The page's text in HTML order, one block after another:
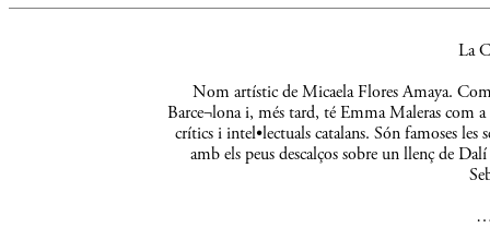
La
Nom artístic de Micaela Flores Amaya.
Barce¬lona i, més tard, té Emma Maleras com
crítics i intel•lectuals catalans. Són famoses
amb els peus descalços sobre un llenç de